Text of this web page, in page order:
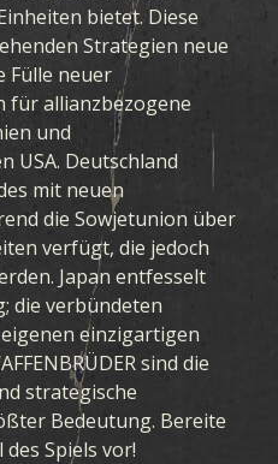
bietet. Diese
Strategien neue
Fülle neuer
für allianzbezogene
und
USA. Deutschland
mit neuen
die Sowjetunion über
verfügt, die jedoch
Japan entfesselt
die verbündeten
einzigartigen
sind die
strategische
Bedeutung. Bereite
Spiels vor!